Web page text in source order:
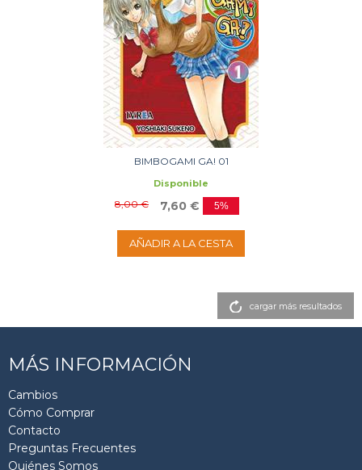
BIMBOGAMI GA! 01
Disponible
8,00 € 7,60 € 5%
AÑADIR A LA CESTA
cargar más resultados
MÁS INFORMACIÓN
Cambios
Cómo Comprar
Contacto
Preguntas Frecuentes
Quiénes Somos